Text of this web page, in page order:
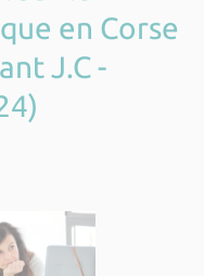
en Corse
J.C -